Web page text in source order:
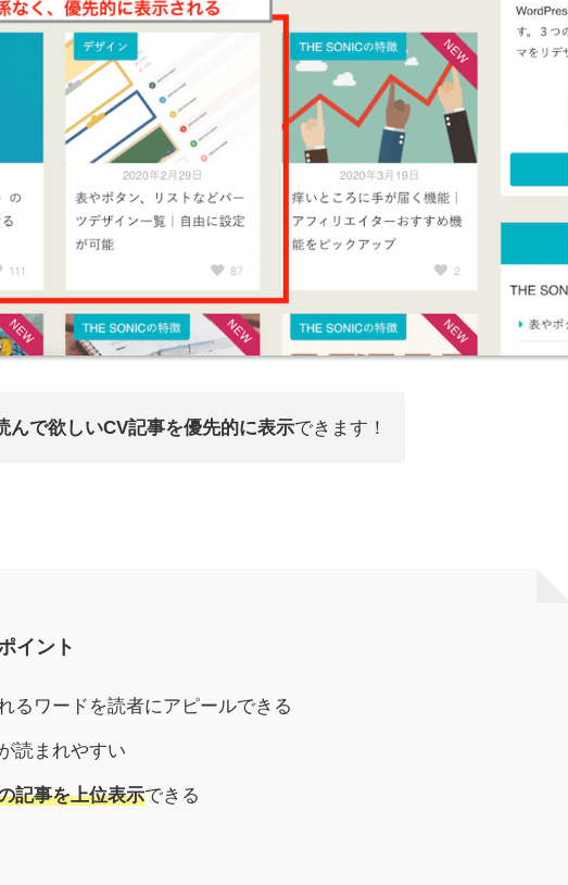
んで欲しいCV記事を優先的に表示できます！
イント
るワードを読者にアピールできる
読まれやすい
記事を上位表示できる